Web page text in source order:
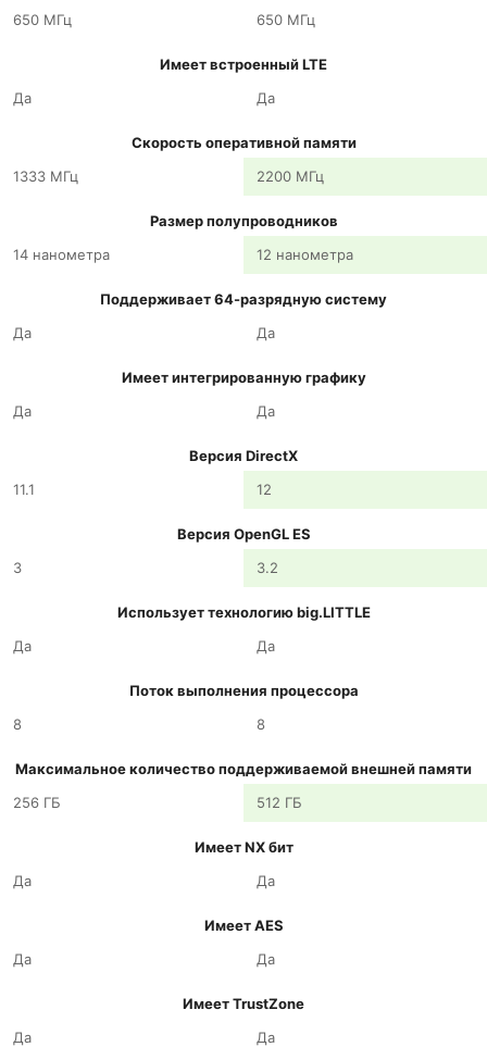
650 МГц
650 МГц
Имеет встроенный LTE
Да
Да
Скорость оперативной памяти
1333 МГц
2200 МГц
Размер полупроводников
14 нанометра
12 нанометра
Поддерживает 64-разрядную систему
Да
Да
Имеет интегрированную графику
Да
Да
Версия DirectX
11.1
12
Версия OpenGL ES
3
3.2
Использует технологию big.LITTLE
Да
Да
Поток выполнения процессора
8
8
Максимальное количество поддерживаемой внешней памяти
256 ГБ
512 ГБ
Имеет NX бит
Да
Да
Имеет AES
Да
Да
Имеет TrustZone
Да
Да